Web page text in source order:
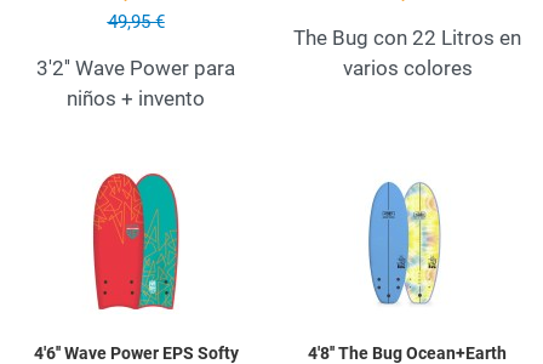
49,95 €
3'2'' Wave Power para
niños + invento
The Bug con 22 Litros en
varios colores
Add to Wishlist
4'6'' Wave Power EPS Softy 4'8'' The Bug Ocean+Earth